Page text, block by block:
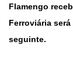
Flamengo
Ferroviária
seguinte.